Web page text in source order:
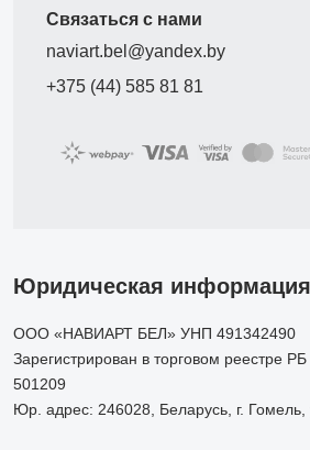
Связаться с нами
naviart.bel@yandex.by
+375 (44) 585 81 81
Юридическая информация
ООО «НАВИАРТ БЕЛ» УНП 491342490
Зарегистрирован в торговом реестре
501209
Юр. адрес: 246028, Беларусь, г. Гомель,